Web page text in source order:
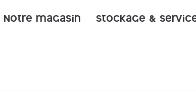
Notre magasin Stockage &